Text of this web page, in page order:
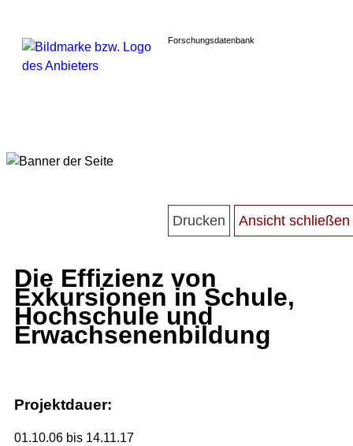
Forschungsdatenbank
Die Effizienz von
Exkursionen in Schule,
Hochschule und
Erwachsenenbildung
Projektdauer:
01.10.06 bis 14.11.17